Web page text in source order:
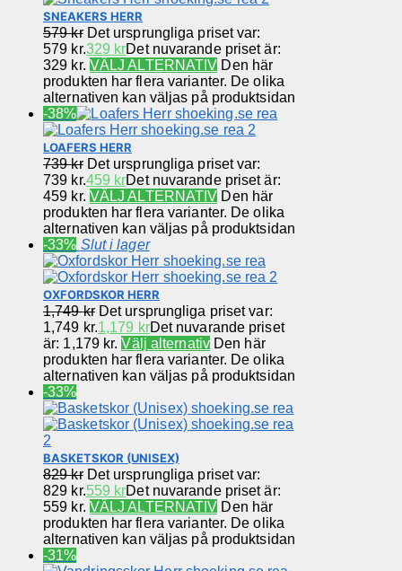
SNEAKERS HERR
579kr Det ursprungliga priset var:
579 kr.329 krDet nuvarande priset är:
329 kr. VÄLJ ALTERNATIV Den här
produkten har flera varianter. De olika
alternativen kan väljas på produktsidan
-38%
LOAFERS HERR
739kr Det ursprungliga priset var:
739 kr.459 krDet nuvarande priset är:
459 kr. VÄLJ ALTERNATIV Den här
produkten har flera varianter. De olika
alternativen kan väljas på produktsidan
-33% Slut i lager
OXFORDSKOR HERR
1,749kr Det ursprungliga priset var:
1,749 kr.1,179 krDet nuvarande priset
är: 1,179 kr. Välj alternativ Den här
produkten har flera varianter. De olika
alternativen kan väljas på produktsidan
-33%
BASKETSKOR (UNISEX)
829kr Det ursprungliga priset var:
829 kr.559 krDet nuvarande priset är:
559 kr. VÄLJ ALTERNATIV Den här
produkten har flera varianter. De olika
alternativen kan väljas på produktsidan
-31%